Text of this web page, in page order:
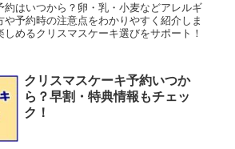
約はいつから？卵・乳・小麦などアレルギ
や予約時の注意点をわかりやすく紹介しま
めるクリスマスケーキ選びをサポート！
クリスマスケーキ予約いつか
ら？早割・特典情報もチェッ
ク！